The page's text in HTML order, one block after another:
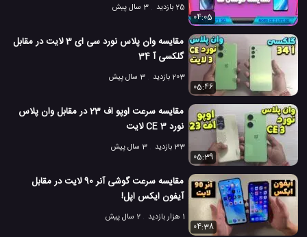
25 بازدید
3 سال پیش
04:05
مقایسه وان پلاس نورد سی ای 3 لایت در مقابل
گلکسی آ 34
203 بازدید
3 سال پیش
05:46
مقایسه سرعت اوپو اف 23 در مقابل وان پلاس
نورد CE 3 لایت
33 بازدید
3 سال پیش
05:39
مقایسه سرعت گوشی آنر 90 لایت در مقابل
آیفون ایکس اپل!
1 هزار بازدید
2 سال پیش
04:38